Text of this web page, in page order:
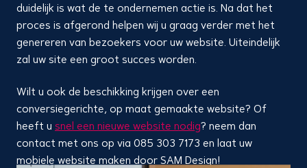
duidelijk is wat de te ondernemen actie is. Na dat het
proces is afgerond helpen wij u graag verder met het
genereren van bezoekers voor uw website. Uiteindelijk
zal uw site een groot succes worden.
Wilt u ook de beschikking krijgen over een
conversiegerichte, op maat gemaakte website? Of
heeft u snel een nieuwe website nodig? neem dan
contact met ons op via 085 303 7173 en laat uw
mobiele website maken door SAM Design!